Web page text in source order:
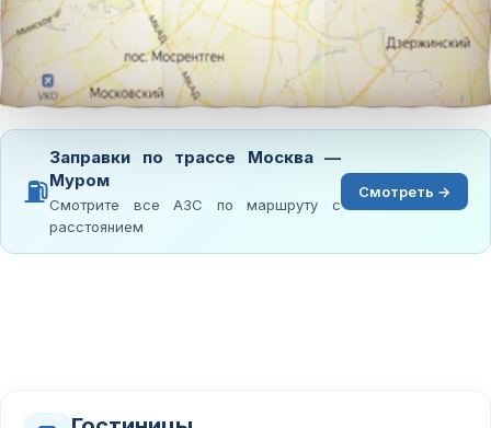
⛽
Заправки по трассе Москва —
Муром
Смотрите все АЗС по маршруту с
расстоянием
Смотреть →